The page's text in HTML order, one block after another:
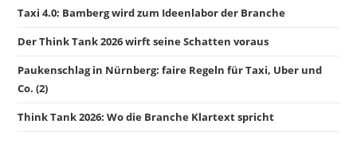
Taxi 4.0: Bamberg wird zum Ideenlabor der Branche
Der Think Tank 2026 wirft seine Schatten voraus
Paukenschlag in Nürnberg: faire Regeln für Taxi, Uber und
Co. (2)
Think Tank 2026: Wo die Branche Klartext spricht